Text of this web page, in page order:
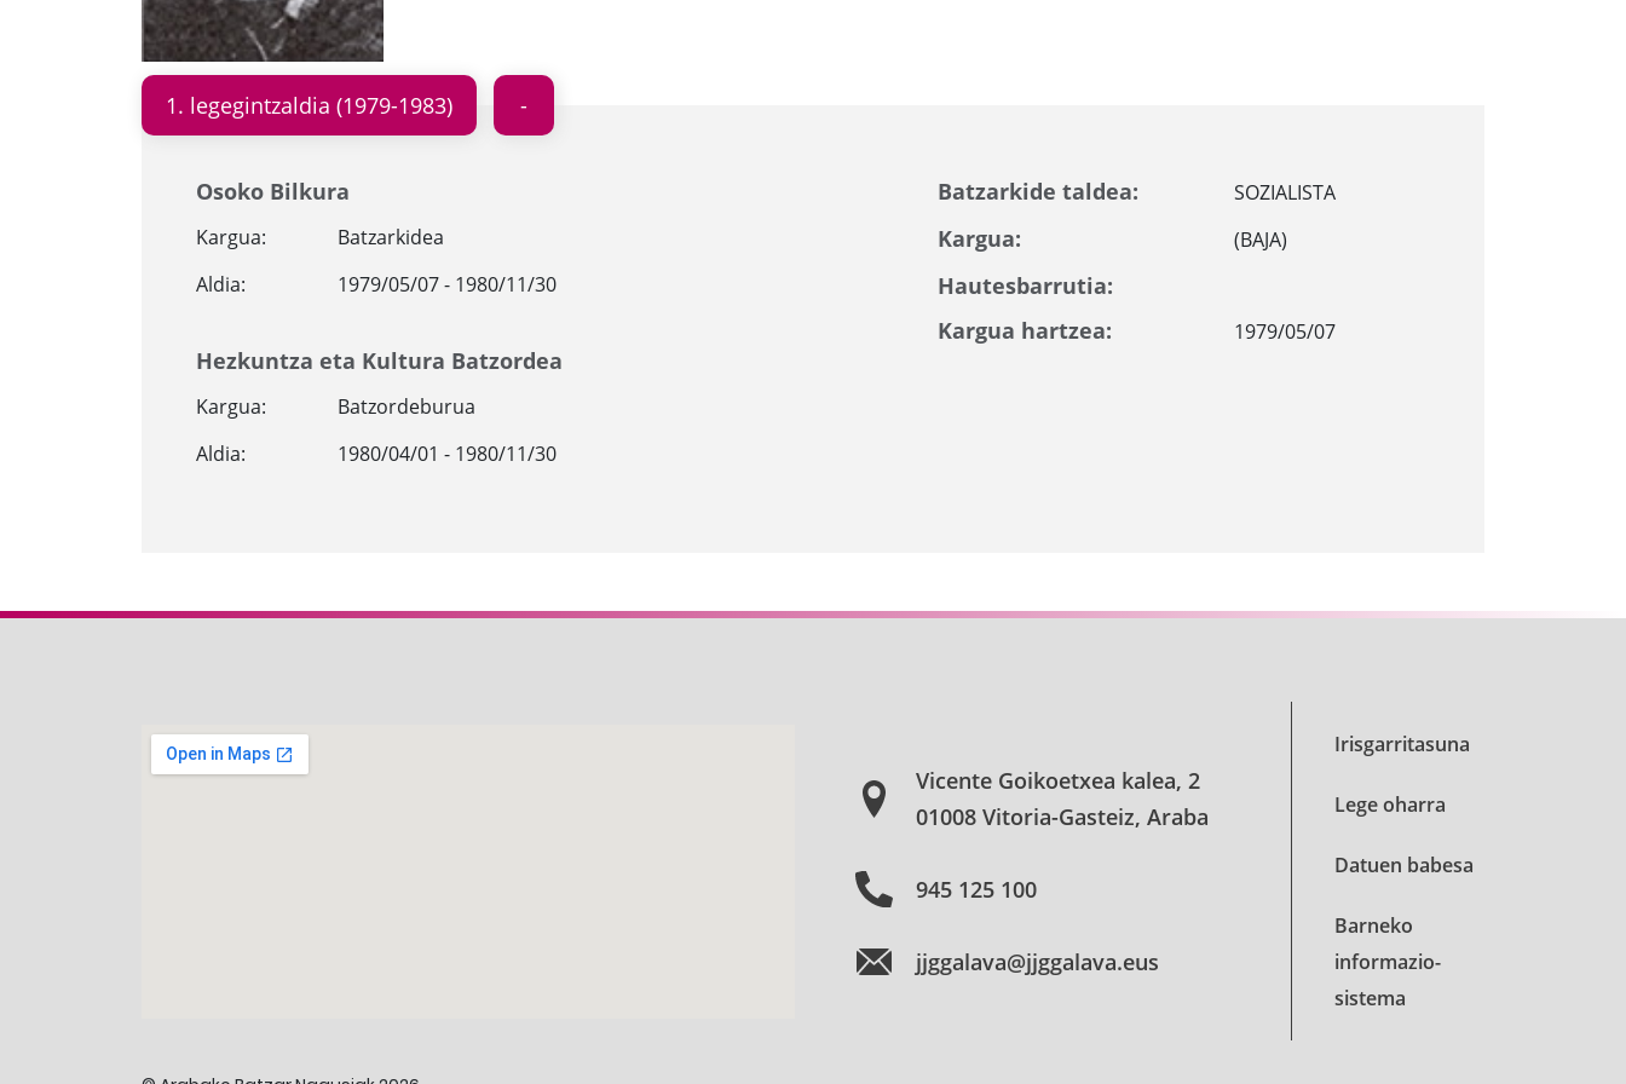
1. legegintzaldia (1979-1983)
Osoko Bilkura
Kargua:
Batzarkidea
Aldia:
1979/05/07 - 1980/11/30
Hezkuntza eta Kultura Batzordea
Kargua:
Batzordeburua
Aldia:
1980/04/01 - 1980/11/30
Batzarkide taldea: SOZIALISTA
Kargua: (BAJA)
Hautesbarrutia:
Kargua hartzea:
1979/05/07
Vicente Goikoetxea kalea, 2
01008 Vitoria-Gasteiz, Araba
945 125 100
jjggalava@jjggalava.eus
Irisgarritasuna
Lege oharra
Datuen babesa
Barneko
informazio-
sistema